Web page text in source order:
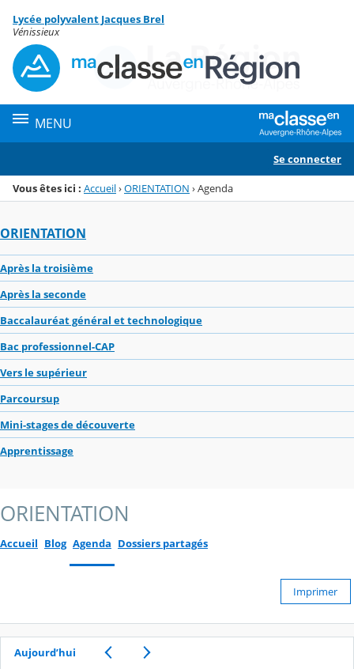
Menu de la rubrique
Contenu
Lycée polyvalent Jacques Brel
Vénissieux
MENU
Se connecter
Vous êtes ici : Accueil›ORIENTATION ›Agenda
ORIENTATION
Après la troisième
Après la seconde
Baccalauréat général et technologique
Bac professionnel-CAP
Vers le supérieur
Parcoursup
Mini-stages de découverte
Apprentissage
ORIENTATION
Accueil Blog Agenda Dossiers partagés
Imprimer
Aujourd’hui